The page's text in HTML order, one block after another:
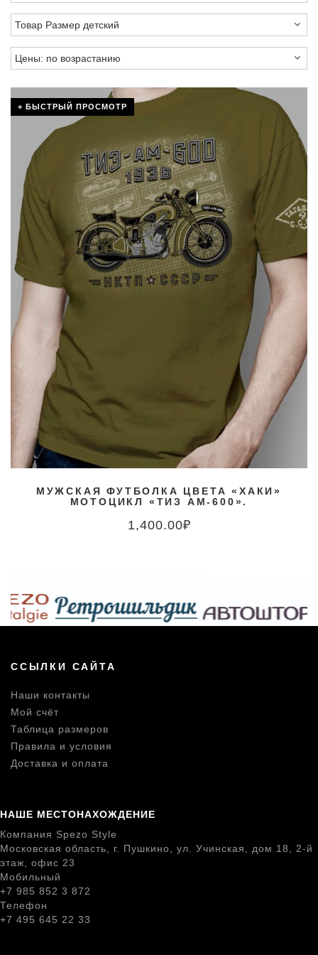
+ БЫСТРЫЙ ПРОСМОТР
МУЖСКАЯ ФУТБОЛКА ЦВЕТА «ХАКИ»
МОТОЦИКЛ «ТИЗ АМ-600».
1,400.00₽
ССЫЛКИ САЙТА
Наши контакты
Мой счёт
Таблица размеров
Правила и условия
Доставка и оплата
НАШЕ МЕСТОНАХОЖДЕНИЕ
Компания Spezo Style
Московская область, г. Пушкино, ул. Учинская, дом 18, 2-й
этаж, офис 23
Мобильный
+7 985 852 3 872
Телефон
+7 495 645 22 33